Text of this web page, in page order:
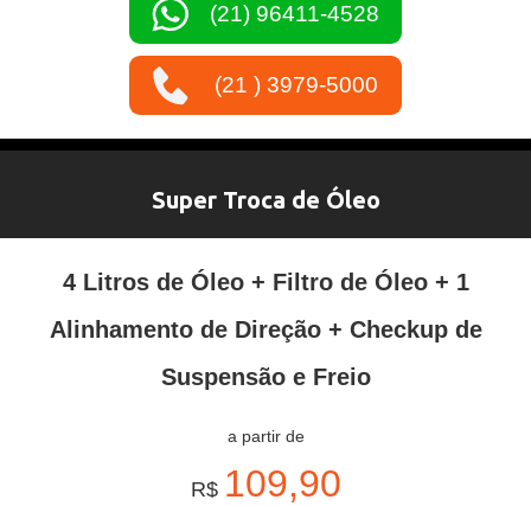
(21) 96411-4528
(21 ) 3979-5000
Super Troca de Óleo
4 Litros de Óleo + Filtro de Óleo + 1
Alinhamento de Direção + Checkup de
Suspensão e Freio
a partir de
R$ 109,90